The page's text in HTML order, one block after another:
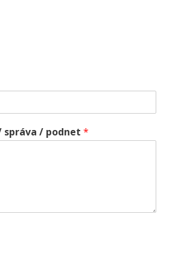
správa / podnet *